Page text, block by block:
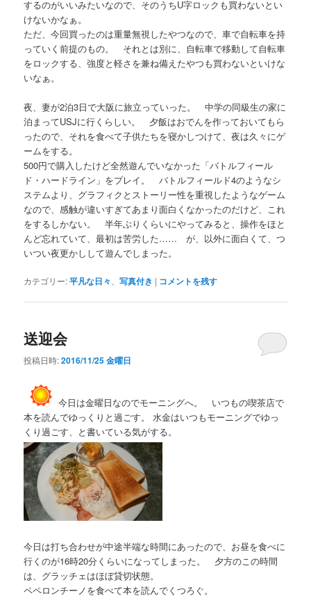
するのがいいみたいなので、そのうちU字ロックも買わないとい
けないかなぁ。
ただ、今回買ったのは重量無視したやつなので、車で自転車を持
っていく前提のもの。 それとは別に、自転車で移動して自転車
をロックする、強度と軽さを兼ね備えたやつも買わないといけな
いなぁ。
夜、妻が2泊3日で大阪に旅立っていった。 中学の同級生の家に
泊まってUSJに行くらしい。 夕飯はおでんを作っておいてもら
ったので、それを食べて子供たちを寝かしつけて、夜は久々にゲ
ームをする。
500円で購入したけど全然遊んでいなかった「バトルフィール
ド・ハードライン」をプレイ。 バトルフィールド4のようなシ
ステムより、グラフィクとストーリー性を重視したようなゲーム
なので、感触が違いすぎてあまり面白くなかったのだけど、これ
をするしかない。 半年ぶりくらいにやってみると、操作をほと
んど忘れていて、最初は苦労した…… が、以外に面白くて、つ
いつい夜更かしして遊んでしまった。
カテゴリー:平凡な日々 、写真付き | コメントを残す
送迎会
投稿日時:2016/11/25 金曜日
今日は金曜日なのでモーニングへ。 いつもの喫茶店で
本を読んでゆっくりと過ごす。 水金はいつもモーニングでゆっ
くり過ごす、と書いている気がする。
今日は打ち合わせが中途半端な時間にあったので、お昼を食べに
行くのが16時20分くらいになってしまった。 夕方のこの時間
は、グラッチェはほぼ貸切状態。
ペペロンチーノを食べて本を読んでくつろぐ。